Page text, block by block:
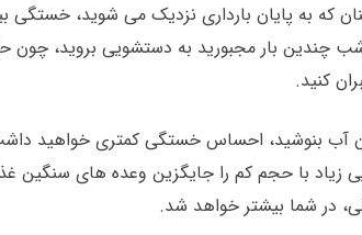
که به پایان بارداری نزدیک می شوید، خستگی
چندین بار مجبورید به دستشویی بروید، چون
کنید.
آب بنوشید، احساس خستگی کمتری خواهید
زیاد با حجم کم را جایگزین وعده های سنگین
در شما بیشتر خواهد شد.